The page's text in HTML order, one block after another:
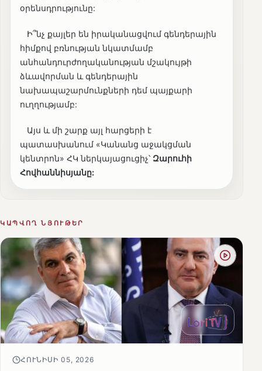
օրենսդրությունը:
Ի՞նչ քայլեր են իրականացվում գենդերային
հիմքով բռնության նկատմամբ
անհանդուրժողականության մշակույթի
ձևավորման և գենդերային
նախապաշարմունքների դեմ պայքարի
ուղղությամբ:
Այս և մի շարք այլ հարցերի է
պատասխանում «Կանանց աջակցման
կենտրոն» ՀԿ ներկայացուցիչ՝ Զարուհի
Հովհաննիսյանը:
ԿԱՊՎՈՂ ՆՅՈՒԹԵՐ
ՀՈՒՆԻՍԻ 05, 2026